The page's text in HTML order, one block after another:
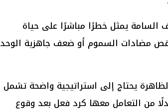
السامة يمثل خطرًا مباشرًا على حياة
مضادات السموم أو ضعف جاهزية
يحتاج إلى استراتيجية واضحة تشمل
من التعامل معها كرد فعل بعد وقوع